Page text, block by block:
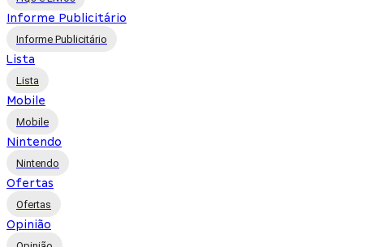
Informe Publicitário
Informe Publicitário
Lista
Lista
Mobile
Mobile
Nintendo
Nintendo
Ofertas
Ofertas
Opinião